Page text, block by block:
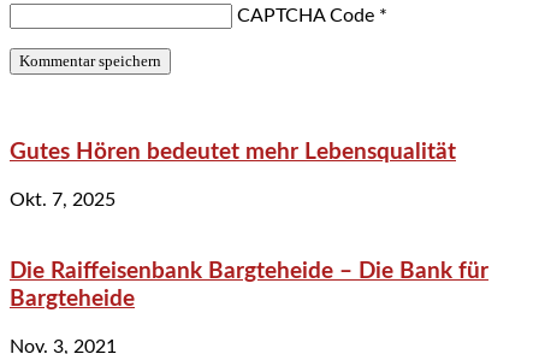
CAPTCHA Code *
Gutes Hören bedeutet mehr Lebensqualität
Okt. 7, 2025
Die Raiffeisenbank Bargteheide – Die Bank für
Bargteheide
Nov. 3, 2021